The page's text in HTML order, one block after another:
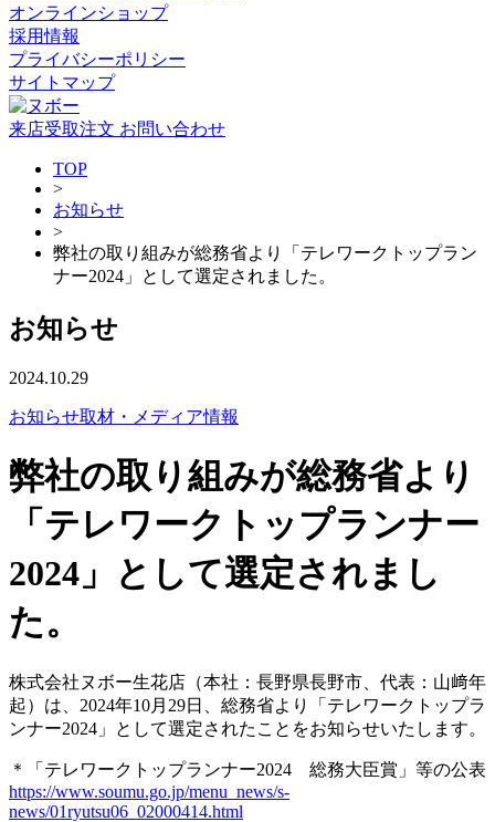
オンラインショップ
採用情報
プライバシーポリシー
サイトマップ
来店受取注文 お問い合わせ
TOP
>
お知らせ
>
弊社の取り組みが総務省より「テレワークトップラン
ナー2024」として選定されました。
お知らせ
2024.10.29
お知らせ取材・メディア情報
弊社の取り組みが総務省より
「テレワークトップランナー
2024」として選定されまし
た。
株式会社ヌボー生花店（本社：長野県長野市、代表：山﨑年
起）は、2024年10月29日、総務省より「テレワークトップラ
ンナー2024」として選定されたことをお知らせいたします。
＊「テレワークトップランナー2024 総務大臣賞」等の公表
https://www.soumu.go.jp/menu_news/s-
news/01ryutsu06_02000414.html